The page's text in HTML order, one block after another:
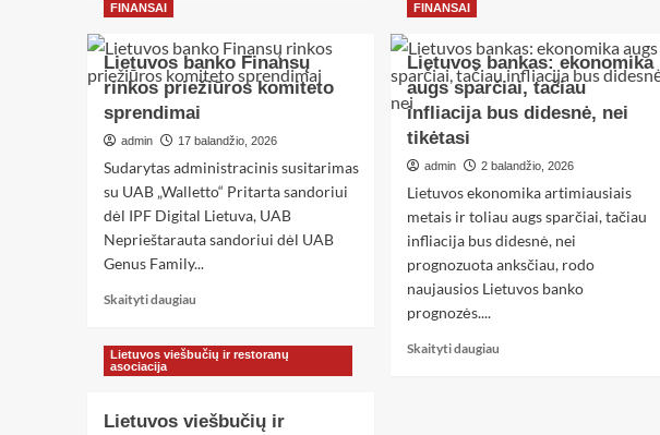
FINANSAI
Lietuvos banko Finansų
rinkos priežiūros komiteto
sprendimai
admin 17 balandžio, 2026
Sudarytas administracinis susitarimas
su UAB „Walletto“ Pritarta sandoriui
dėl IPF Digital Lietuva, UAB
Neprieštarauta sandoriui dėl UAB
Genus Family...
Skaityti daugiau
FINANSAI
Lietuvos bankas: ekonomika
augs sparčiai, tačiau
infliacija bus didesnė, nei
tikėtasi
admin 2 balandžio, 2026
Lietuvos ekonomika artimiausiais
metais ir toliau augs sparčiai, tačiau
infliacija bus didesnė, nei
prognozuota anksčiau, rodo
naujausios Lietuvos banko
prognozės....
Skaityti daugiau
Lietuvos viešbučių ir restoranų
asociacija
Lietuvos viešbučių ir